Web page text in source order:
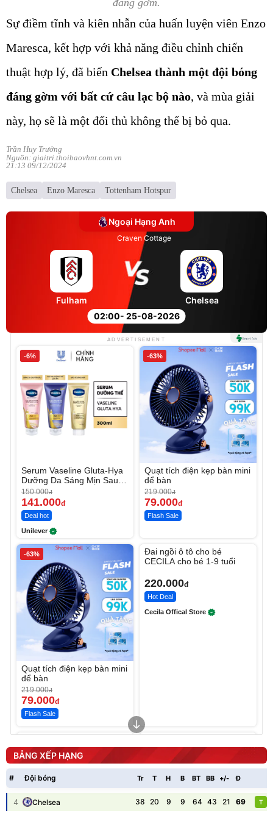
đáng gờm.
Sự điềm tĩnh và kiên nhẫn của huấn luyện viên Enzo
Maresca, kết hợp với khả năng điều chỉnh chiến
thuật hợp lý, đã biến Chelsea thành một đội bóng
đáng gờm với bất cứ câu lạc bộ nào, và mùa giải
này, họ sẽ là một đối thủ không thể bị bỏ qua.
Trần Huy Trưởng
Nguồn: giaitri.thoibaovhnt.com.vn
21:13 09/12/2024
Chelsea Enzo Maresca Tottenham Hotspur
Ngoại Hạng Anh
Craven Cottage
02:00- 25-08-2026
Fulham Chelsea
ADVERTISEMENT
-6%
Serum Vaseline Gluta-Hya
Dưỡng Da Sáng Mịn Sau 7
Ngày
150.000đ
141.000đ
Deal hot
Unilever
-63%
Quạt tích điện kẹp bàn mini
để bàn
219.000đ
79.000đ
Flash Sale
-63%
Quạt tích điện kẹp bàn mini
để bàn
219.000đ
79.000đ
Flash Sale
Đai ngồi ô tô cho bé
CECILA cho bé 1-9 tuổi
220.000đ
Hot Deal
Cecila Offical Store
tức thì Vaseline Body
190.000 đ
138.330
D2-001 - Thông Minh
3.000.000
2.200.000
Unmute
BẢNG XẾP HẠNG
# Đội bóng Tr T H B BT BB +/- Đ
4 Chelsea 38 20 9 9 64 43 21 69 T